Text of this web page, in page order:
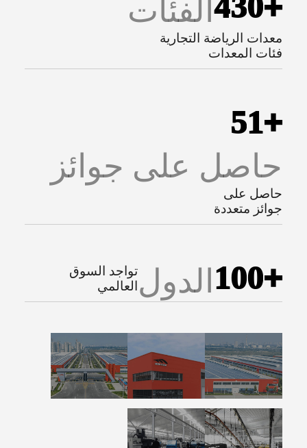
+ الفئات
معدات الرياضة التجارية
فئات المعدات
51+
حاصل على جوائز
حاصل على
جوائز متعددة
100+ الدولتواجد السوق
العالمي